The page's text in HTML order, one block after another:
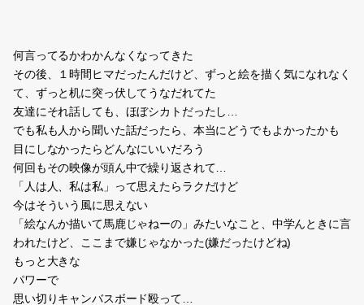
何言ってるかわかんなくなってきた
その後、１時間ヒマだったんだけど、ずっと絵を描く気になれなく
て、ずっと机に突っ伏してうなだれてた
友達にそれ話しても、ほぼシカトだったし…
でも私も人から聞いた話だったら、本当にどうでもよかったかも
目にしなかったらどんなにいいだろう
何回もその映像が頭ん中で繰り返されて…
「人は人、私は私」って思えたらラクだけど
今はそういう風に思えない
「絵なんか描いて馬鹿じゃねーの」みたいなこと、中学んときに言
われたけど、ここまで嫌じゃなかった(嫌だったけどね)
もっと大きな
パワーで
思い切りキャンバスボード殴って…